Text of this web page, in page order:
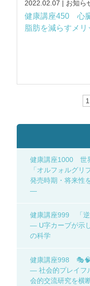
2022.02.07 | お知ら
健康講座450 心
脂肪を減らすメリ
健康講座1000 世
「オルフォルグ
発売時期・将来性
―
健康講座999 「逆
― U字カーブが示
の科学
健康講座998 🎭🧠
― 社会的プレイフ
会的交流研究を横